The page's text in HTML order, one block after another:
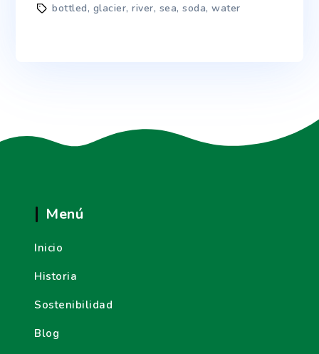
bottled, glacier,river, sea,soda,water
Menú
Inicio
Historia
Sostenibilidad
Blog